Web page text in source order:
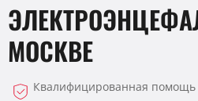
МОСКВЕ
Квалифицированная помощь